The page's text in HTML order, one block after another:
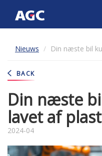
de
inhoud
gaan
Nieuws Din næste bil
BACK
Din næste
lavet af
2024-04